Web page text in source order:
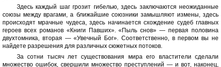
Здесь каждый шаг грозит гибелью, здесь заключаются неожиданные
союзы между врагами, а ближайшие союзники замышляют измены, здесь
происходят мрачные чудеса, здесь начинается схождение судеб главных
героев всех романов «Книги Павших». «Пыль снов» — первая половина
двухтомника, вторая — «Увечный Бог». Соответственно, в первом вы не
найдете разрешения для различных сюжетных потоков.
За сотни тысяч лет существования мира его властители сделали
множество ошибок, свершили множество преступлений — и вот, наконец,